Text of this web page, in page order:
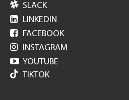
 SLACK
 LINKEDIN
 FACEBOOK
 INSTAGRAM
 YOUTUBE
TIKTOK